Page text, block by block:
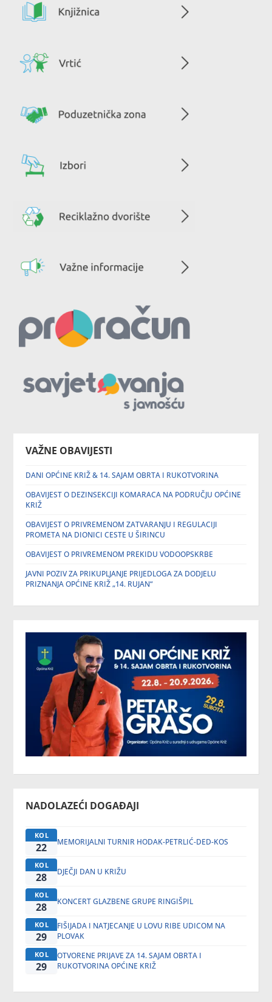
VAŽNE OBAVIJESTI
DANI OPĆINE KRIŽ & 14. SAJAM OBRTA I RUKOTVORINA
OBAVIJEST O DEZINSEKCIJI KOMARACA NA PODRUČJU OPĆINE
KRIŽ
OBAVIJEST O PRIVREMENOM ZATVARANJU I REGULACIJI
PROMETA NA DIONICI CESTE U ŠIRINCU
OBAVIJEST O PRIVREMENOM PREKIDU VODOOPSKRBE
JAVNI POZIV ZA PRIKUPLJANJE PRIJEDLOGA ZA DODJELU
PRIZNANJA OPĆINE KRIŽ „14. RUJAN“
NADOLAZEĆI DOGAĐAJI
KOL
22 MEMORIJALNI TURNIR HODAK-PETRLIĆ-DED-KOS
KOL
28 DJEČJI DAN U KRIŽU
KOL
28 KONCERT GLAZBENE GRUPE RINGIŠPIL
KOL
29
FIŠIJADA I NATJECANJE U LOVU RIBE UDICOM NA
PLOVAK
KOL
29
OTVORENE PRIJAVE ZA 14. SAJAM OBRTA I
RUKOTVORINA OPĆINE KRIŽ